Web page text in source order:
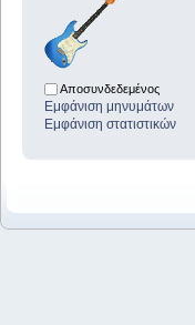
Αποσυνδεδεμένος
Εμφάνιση μηνυμάτων
Εμφάνιση στατιστικών